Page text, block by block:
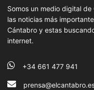
Somos un medio digital
las noticias más
Cántabro y estas
internet.
+34 661 477 941